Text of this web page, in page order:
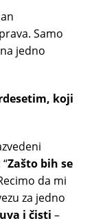
Samo
jedno
koji
Zašto bih se
da mi
za jedno
i čisti –